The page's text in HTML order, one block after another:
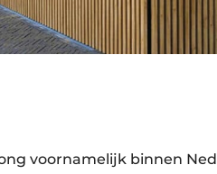
voornamelijk binnen